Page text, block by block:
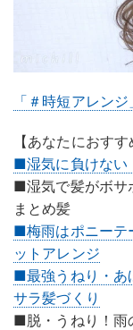
「＃時短アレン
【あなたにおすす
■湿気に負けない
■湿気で髪がボサ
まとめ髪
■梅雨はポニーテ
ットアレンジ
■最強うねり・あ
サラ髪づくり
■脱・うねり！雨